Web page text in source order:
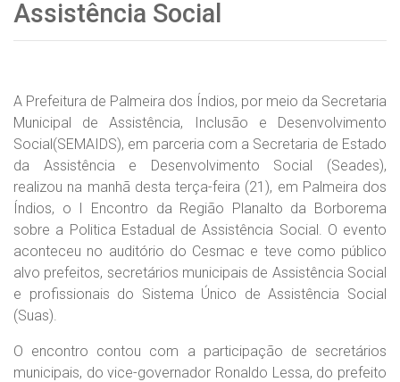
Assistência Social
A Prefeitura de Palmeira dos Índios, por meio da Secretaria
Municipal de Assistência, Inclusão e Desenvolvimento
Social(SEMAIDS), em parceria com a Secretaria de Estado
da Assistência e Desenvolvimento Social (Seades),
realizou na manhã desta terça-feira (21), em Palmeira dos
Índios, o I Encontro da Região Planalto da Borborema
sobre a Politica Estadual de Assistência Social. O evento
aconteceu no auditório do Cesmac e teve como público
alvo prefeitos, secretários municipais de Assistência Social
e profissionais do Sistema Único de Assistência Social
(Suas).
O encontro contou com a participação de secretários
municipais, do vice-governador Ronaldo Lessa, do prefeito